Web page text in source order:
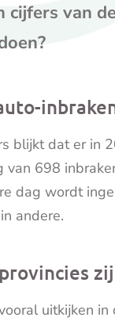
cijfers van
blijkt dat er in
van 698
dag wordt
andere.
uitkijken